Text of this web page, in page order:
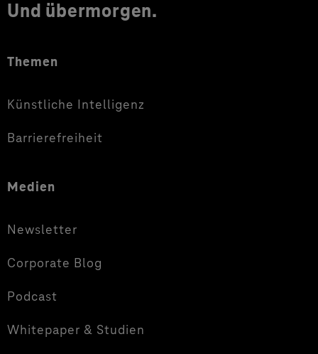
Und übermorgen.
Themen
Künstliche Intelligenz
Barrierefreiheit
Medien
Newsletter
Corporate Blog
Podcast
Whitepaper & Studien